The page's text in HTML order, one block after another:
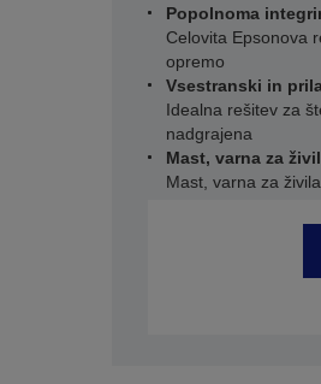
Popolnoma
Celovita Epsonova
opremo
Vsestranski in
Idealna rešitev za
nadgrajena
Mast, varna za
Mast, varna za